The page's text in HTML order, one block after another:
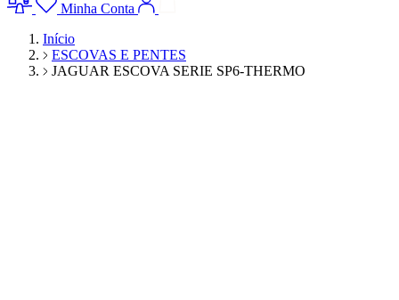
Minha Conta
Início
ESCOVAS E PENTES
JAGUAR ESCOVA SERIE SP6-THERMO